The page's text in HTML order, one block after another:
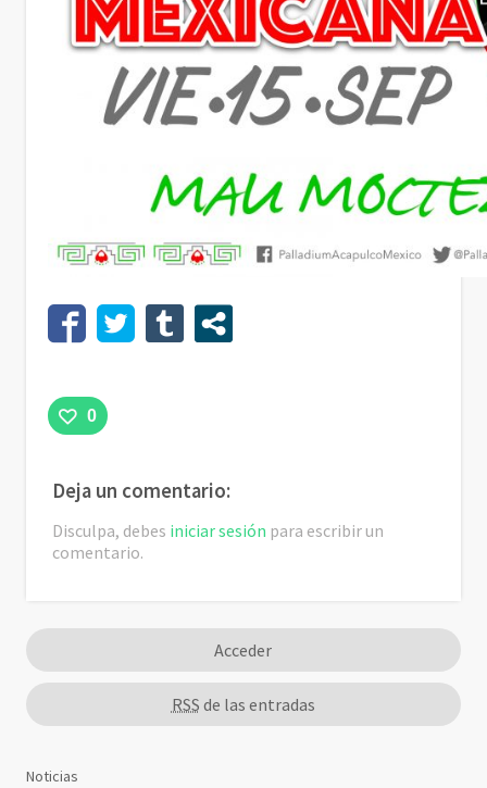
0
Deja un comentario:
Disculpa, debes iniciar sesión para escribir un
comentario.
Acceder
RSS de las entradas
Noticias